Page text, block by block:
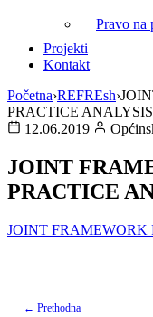
Pravo na
Projekti
Kontakt
Početna›REFREsh›
PRACTICE ANALYSIS
12.06.2019
JOINT
PRACTICE
JOINT FRAMEWORK
← Prethodna